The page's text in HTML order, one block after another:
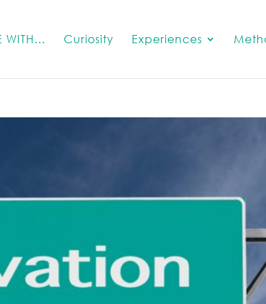
WITH… Curiosity Experiences